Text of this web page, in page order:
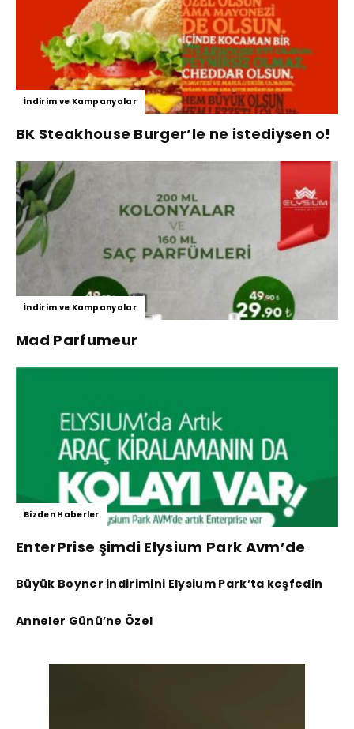
İndirim ve Kampanyalar
BK Steakhouse Burger’le ne istediysen o!
İndirim ve Kampanyalar
Mad Parfumeur
Bizden Haberler
EnterPrise şimdi Elysium Park Avm’de
Büyük Boyner indirimini Elysium Park’ta keşfedin
Anneler Günü’ne Özel